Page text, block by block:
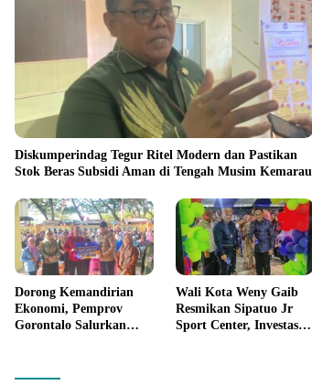
Diskumperindag Tegur Ritel Modern dan Pastikan
Stok Beras Subsidi Aman di Tengah Musim Kemarau
Dorong Kemandirian
Ekonomi, Pemprov
Gorontalo Salurkan
Pelaku Usaha
Wali Kota Weny Gaib
Resmikan Sipatuo Jr
Sport Center, Investasi